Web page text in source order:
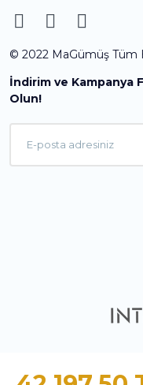
© 2022 MaGümüş Tüm
İndirim ve Kampanya
Olun!